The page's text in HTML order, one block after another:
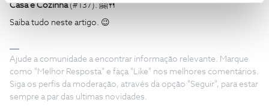
Casa e Cozinha(#137). 🤗🍴
Saiba tudo neste artigo. 😉
Ajude a comunidade a encontrar informação relevante. Marque
como "Melhor Resposta" e faça "Like" nos melhores comentários.
Siga os perfis da moderação, através da opção "Seguir", para estar
sempre a par das ultimas novidades.